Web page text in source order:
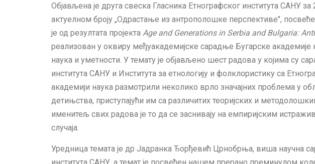
Објављена је друга свеска Гласника Етнографског института САНУ за
актуелном броју „Одрастање из антрополошке перспективе",
је од резултата пројекта Age and Generations in Serbia and Bulgaria:
реализован у оквиру међуакадемијске сарадње Бугарске академијe
наука и уметности. У темату је објављено шест радова у којима су
института САНУ и Института за етнологију и фолклористику са
академији наука размотрили неколико врло значајних проблема у
детињства, приступајући им са различитих теоријских и
именитељ свих радова је то да се заснивају на емпиријским
случаја.
Уредница темата је др Јадранка Ђорђевић Црнобрња, виша научна